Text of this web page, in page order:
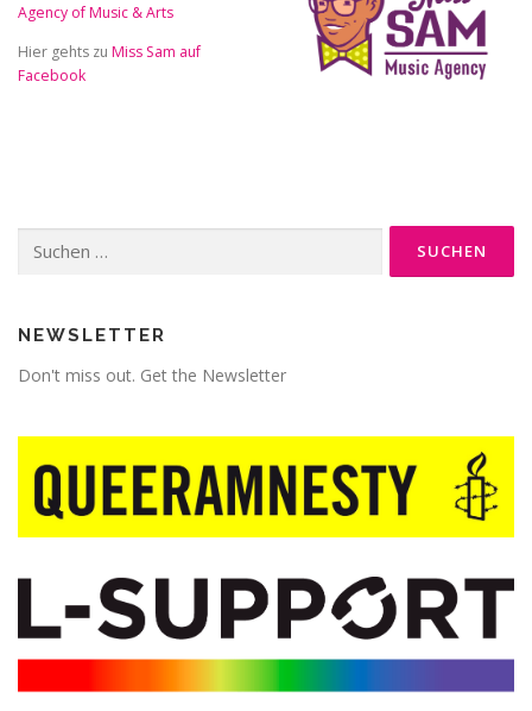
Agency of Music & Arts
Hier gehts zu Miss Sam auf
Facebook
nach:
NEWSLETTER
Don't miss out. Get the Newsletter